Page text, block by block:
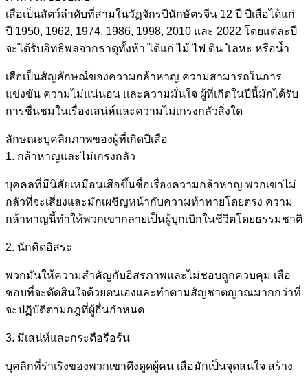
เสือเป็นสัตว์ลำดับที่สามในวัฏจักรปีนักษัตรจีน 12 ปี ปีเสือได้แก่
ปี 1950, 1962, 1974, 1986, 1998, 2010 และ 2022 โดยแต่ละปี
จะได้รับอิทธิพลจากธาตุทั้งห้า ได้แก่ ไม้ ไฟ ดิน โลหะ หรือน้ำ
เสือเป็นสัญลักษณ์ของความกล้าหาญ ความสามารถในการ
แข่งขัน ความไม่แน่นอน และความมั่นใจ ผู้ที่เกิดในปีนี้มักได้รับ
การชื่นชมในเรื่องเสน่ห์และความไม่เกรงกลัวสิ่งใด
ลักษณะบุคลิกภาพของผู้ที่เกิดปีเสือ
1. กล้าหาญและไม่เกรงกลัว
บุคคลที่มีนิสัยเหมือนเสือขึ้นชื่อเรื่องความกล้าหาญ พวกเขาไม่
กลัวที่จะเสี่ยงและมักเผชิญหน้ากับความท้าทายโดยตรง ความ
กล้าหาญนี้ทำให้พวกเขากลายเป็นผู้บุกเบิกในชีวิตโดยธรรมชาติ
2. นักคิดอิสระ
พวกมันให้ความสำคัญกับอิสรภาพและไม่ชอบถูกควบคุม เสือ
ชอบที่จะตัดสินใจด้วยตนเองและทำตามสัญชาตญาณมากกว่าที่
จะปฏิบัติตามกฎที่ผู้อื่นกำหนด
3. มีเสน่ห์และกระตือรือร้น
บุคลิกที่ร่าเริงของพวกเขาดึงดูดผู้คน เสือมักเป็นจุดสนใจ สร้าง